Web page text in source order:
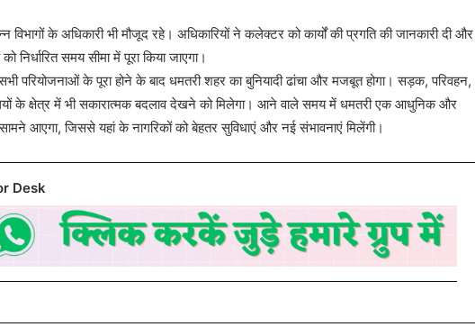
के अधिकारी भी मौजूद रहे। अधिकारियों ने कलेक्टर को कार्यों की प्रगति की जानकारी दी और
निर्धारित समय सीमा में पूरा किया जाएगा।
परियोजनाओं के पूरा होने के बाद धमतरी शहर का बुनियादी ढांचा और मजबूत होगा। सड़क, परिवहन,
के क्षेत्र में भी सकारात्मक बदलाव देखने को मिलेगा। आने वाले समय में धमतरी एक आधुनिक और
आएगा, जिससे यहां के नागरिकों को बेहतर सुविधाएं और नई संभावनाएं मिलेंगी।
Desk